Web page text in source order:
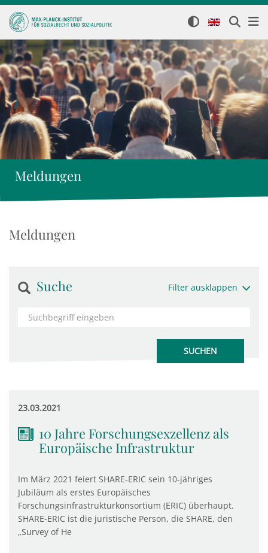
Meldungen
Meldungen
Suche Filter ausklappen
23.03.2021
10 Jahre Forschungsexzellenz als
Europäische Infrastruktur
Im März 2021 feiert SHARE-ERIC sein 10-jähriges
Jubiläum als erstes Europäisches
Forschungsinfrastrukturkonsortium (ERIC) überhaupt.
SHARE-ERIC ist die juristische Person, die SHARE, den
„Survey of He